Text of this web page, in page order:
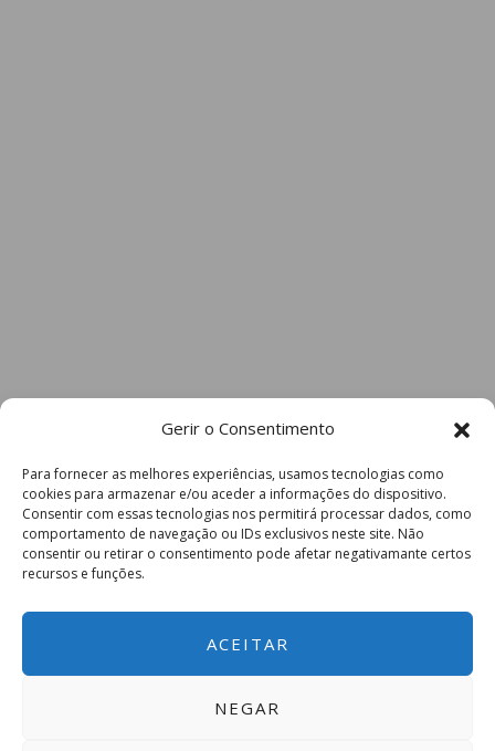
Gerir o Consentimento
Para fornecer as melhores experiências, usamos tecnologias como
cookies para armazenar e/ou aceder a informações do dispositivo.
Consentir com essas tecnologias nos permitirá processar dados, como
comportamento de navegação ou IDs exclusivos neste site. Não
consentir ou retirar o consentimento pode afetar negativamante certos
recursos e funções.
ACEITAR
NEGAR